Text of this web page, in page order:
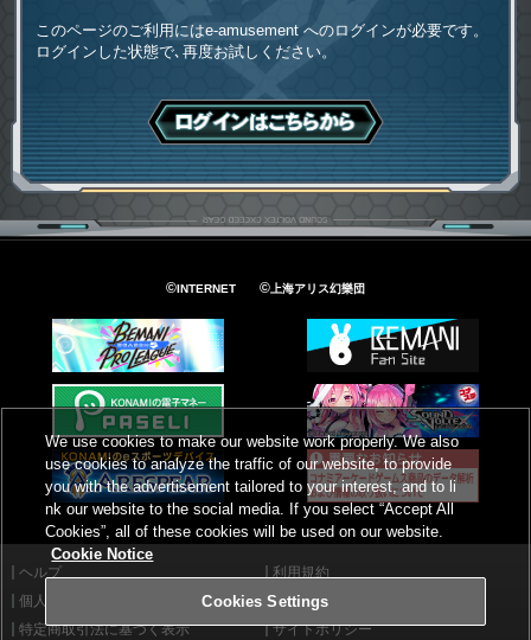
このページのご利用にはe-amusement へのログインが必要です。
ログインした状態で､再度お試しください。
ログインはこちら
©INTERNET ©上海アリス幻樂団
ヘルプ
利用規約
個人情報等保護方針
外部送信について
特定商取引法に基づく表示
サイトポリシー
We use cookies to make our website work properly. We also
use cookies to analyze the traffic of our website, to provide
you with the advertisement tailored to your interest, and to li
nk our website to the social media. If you select “Accept All
Cookies”, all of these cookies will be used on our website.
Cookie Notice
Cookies Settings